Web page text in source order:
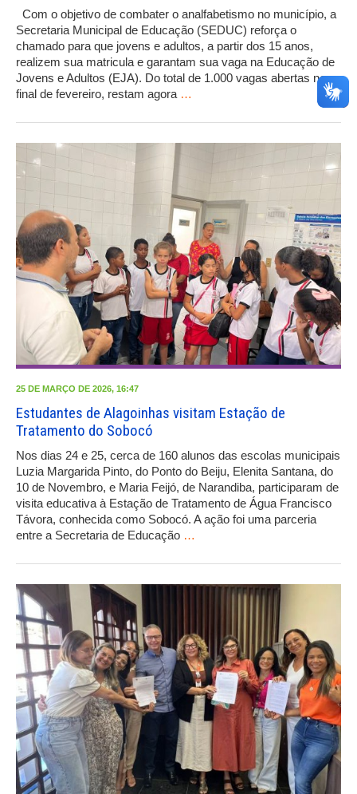
Com o objetivo de combater o analfabetismo no município, a
Secretaria Municipal de Educação (SEDUC) reforça o
chamado para que jovens e adultos, a partir dos 15 anos,
realizem sua matricula e garantam sua vaga na Educação de
Jovens e Adultos (EJA). Do total de 1.000 vagas abertas no
final de fevereiro, restam agora …
25 DE MARÇO DE 2026, 16:47
Estudantes de Alagoinhas visitam Estação de
Tratamento do Sobocó
Nos dias 24 e 25, cerca de 160 alunos das escolas municipais
Luzia Margarida Pinto, do Ponto do Beiju, Elenita Santana, do
10 de Novembro, e Maria Feijó, de Narandiba, participaram de
visita educativa à Estação de Tratamento de Água Francisco
Távora, conhecida como Sobocó. A ação foi uma parceria
entre a Secretaria de Educação …